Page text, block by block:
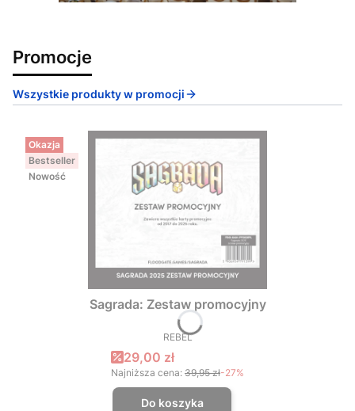
Promocje
Wszystkie produkty w promocji
Okazja
Bestseller
Nowość
Sagrada: Zestaw promocyjny
PRODUCENT
REBEL
Cena promocyjna
29,00 zł
Najniższa cena: 39,95 zł-27%
Do koszyka